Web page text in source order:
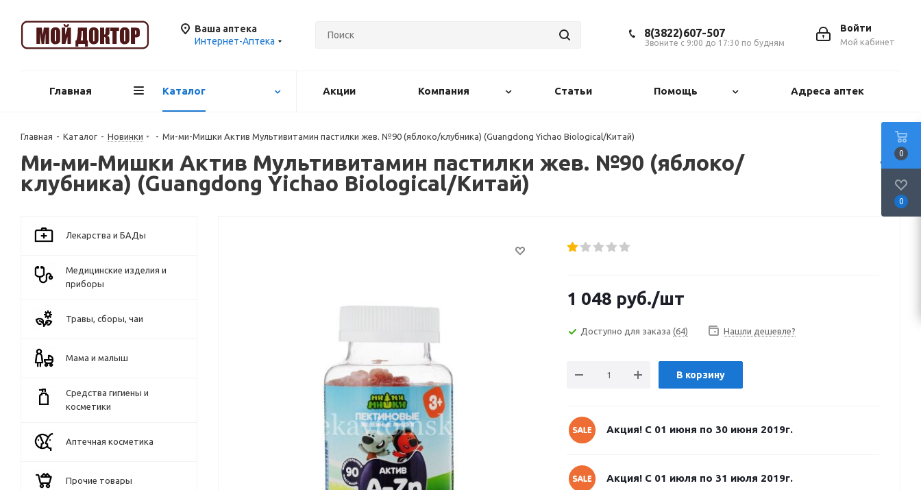
Ваша аптека
Интернет-Аптека
Войти
Мой кабинет
8(3822)607-507
Звоните с 9:00 до 17:30 по будням
Главная Каталог Акции Компания Статьи Помощь Адреса аптек
Главная - Каталог - Новинки - Ми-ми-Мишки Актив Мультивитамин пастилки жев. №90 (яблоко/клубника) (Guangdong Yichao Biological/Китай)
Ми-ми-Мишки Актив Мультивитамин пастилки жев. №90 (яблоко/
клубника) (Guangdong Yichao Biological/Китай)
1 048 руб./шт
Доступно для заказа (64) Нашли дешевле?
В корзину
Акция! С 01 июня по 30 июня 2019г.
Акция! С 01 июля по 31 июля 2019г.
Лекарства и БАДы
Медицинские изделия и
приборы
Травы, сборы, чаи
Мама и малыш
Средства гигиены и
косметики
Аптечная косметика
Прочие товары
0
0